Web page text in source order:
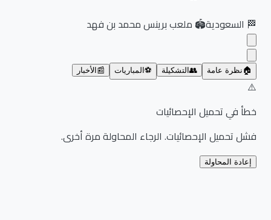
السعودية🏟️ملعب برينس محمد بن فهد
نظرة عامة 👥 التشكيلة ⚽ المباريات 📰 الأخبار
خطأ في تحميل الإحصائيات
فشل تحميل الإحصائيات. الرجاء المحاولة مرة أخرى.
إعادة المحاولة